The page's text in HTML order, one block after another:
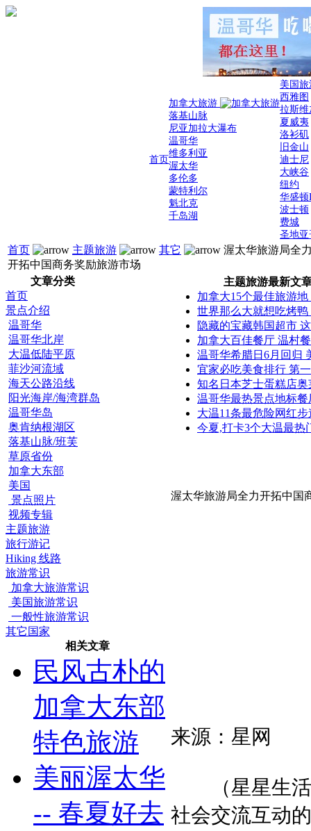
首页
加拿大旅游
落基山脉
尼亚加拉大瀑布
温哥华
维多利亚
渥太华
多伦多
蒙特利尔
魁北克
千岛湖
美国
西雅图
拉斯维
夏威夷
洛衫矶
旧金山
迪士尼
大峡谷
纽约
华盛顿
波士顿
费城
圣地亚
首页 主题旅游 其它
渥太华旅游局全
开拓中国商务奖励旅游市场
文章分类
首页
景点介绍
温哥华
温哥华北岸
大温低陆平原
菲沙河流域
海天公路沿线
阳光海岸/海湾群岛
温哥华岛
奥肯纳根湖区
落基山脉/班芙
草原省份
加拿大东部
美国
景点照片
视频专辑
主题旅游
旅行游记
Hiking 线路
旅游常识
加拿大旅游常识
美国旅游常识
一般性旅游常识
其它国家
相关文章
民风古朴的
加拿大东部
特色旅游
美丽渥太华
-- 春夏好去
主题旅游最新文
加拿大15个最佳旅游
世界那么大就想吃烤
隐藏的宝藏韩国超市
加拿大百佳餐厅 温村
温哥华希腊日6月回归
宜家必吃美食排行 第
知名日本芝士蛋糕店
温哥华最热景点地标
大温11条最危险网红
今夏,打卡3个大温最热
渥太华旅游局全力开拓中国
来源：星网
（星星生活
社会交流互动